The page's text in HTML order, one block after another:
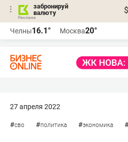
забронируй
валюту
$
Челны16.1° Москва20°
27 апреля 2022
#сво #политика #экономика